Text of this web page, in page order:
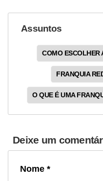
Assuntos
COMO ESCOLHER
FRANQUIA
O QUE É UMA
Deixe um
Nome *